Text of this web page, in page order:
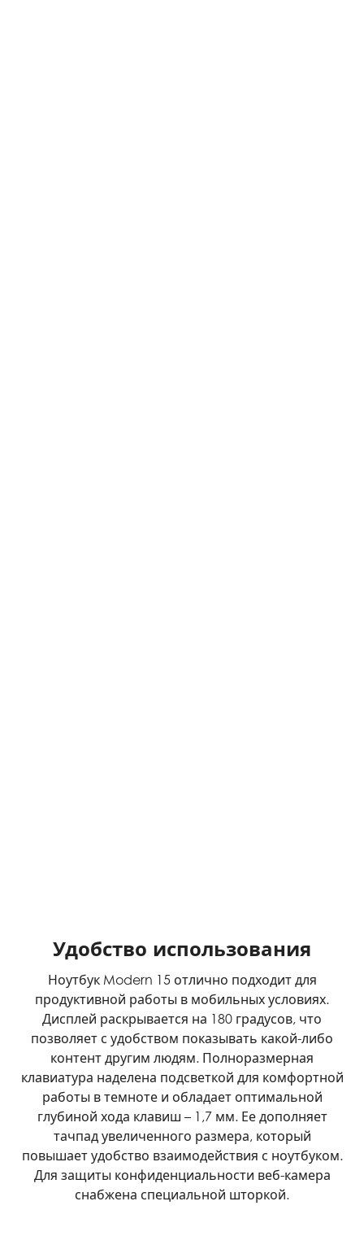
Удобство использования
Ноутбук Modern 15 отлично подходит для
продуктивной работы в мобильных условиях.
Дисплей раскрывается на 180 градусов, что
позволяет с удобством показывать какой-либо
контент другим людям. Полноразмерная
клавиатура наделена подсветкой для комфортной
работы в темноте и обладает оптимальной
глубиной хода клавиш – 1,7 мм. Ее дополняет
тачпад увеличенного размера, который
повышает удобство взаимодействия с ноутбуком.
Для защиты конфиденциальности веб-камера
снабжена специальной шторкой.